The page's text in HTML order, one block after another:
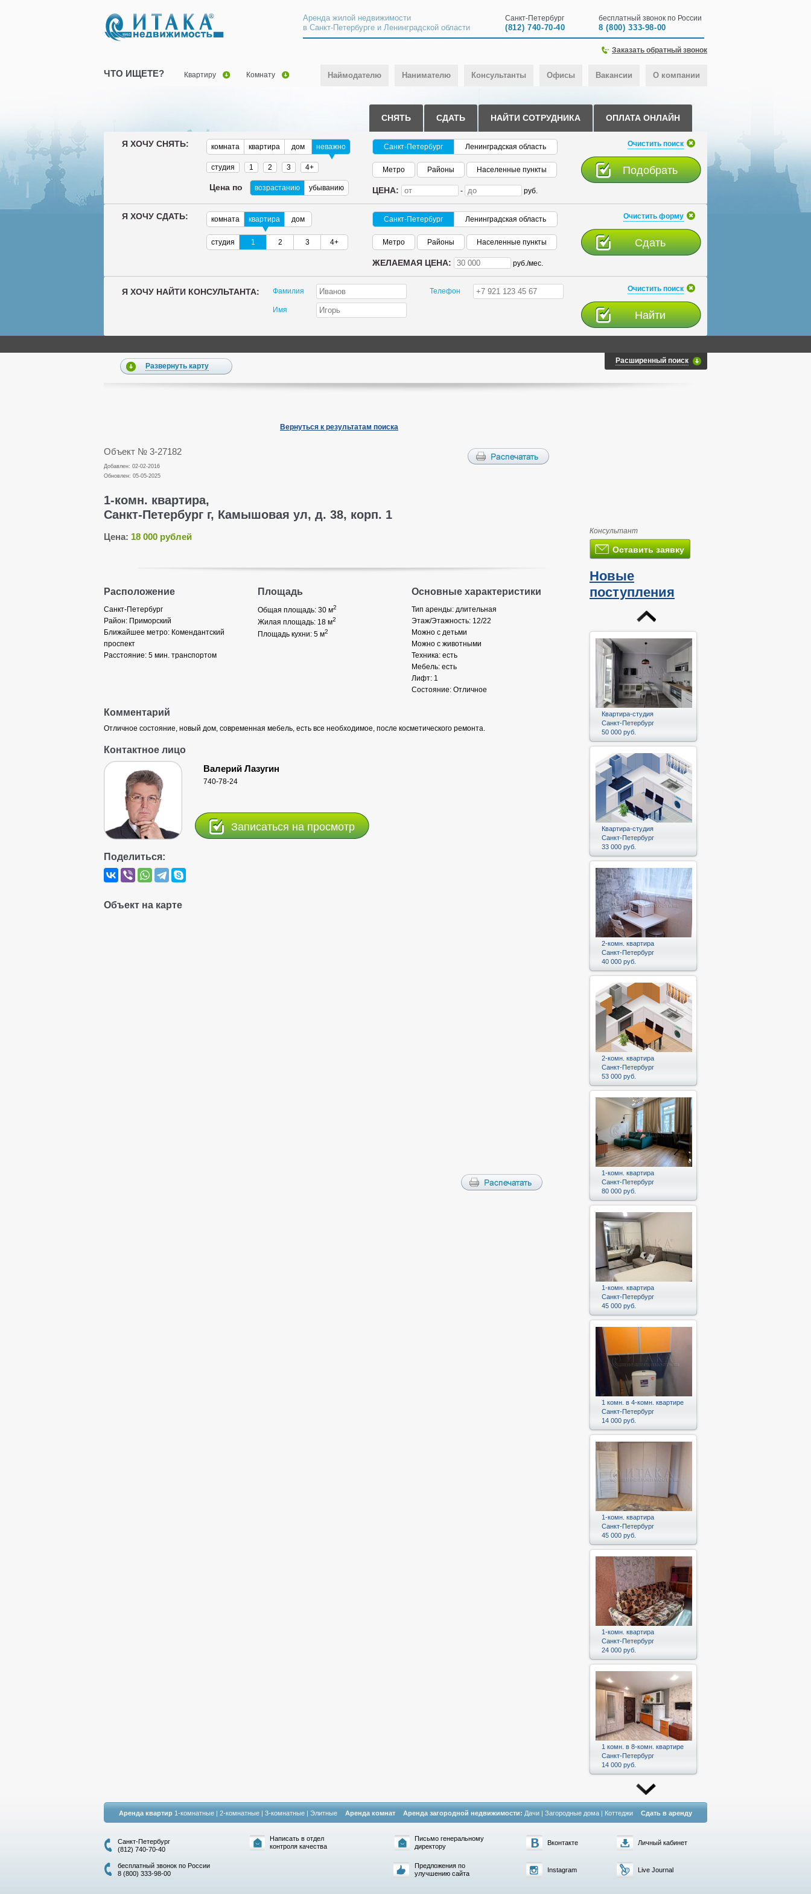
Аренда жилой недвижимости
в Санкт-Петербурге и Ленинградской области
Санкт-Петербург
(812) 740-70-40
бесплатный звонок по России
8 (800) 333-98-00
Заказать обратный звонок
ЧТО ИЩЕТЕ? Квартиру Комнату Наймодателю Нанимателю Консультанты Офисы Вакансии О компании
СНЯТЬ СДАТЬ НАЙТИ СОТРУДНИКА ОПЛАТА ОНЛАЙН
Я ХОЧУ СНЯТЬ: комната квартира дом неважно
студия 1 2 3 4+
Цена по возрастанию убыванию
Санкт-Петербург Ленинградская область
Метро Районы Населенные пункты
ЦЕНА: - руб.
Очистить поиск
Я ХОЧУ СДАТЬ: комната квартира дом
студия 1 2 3 4+
Санкт-Петербург Ленинградская область
Метро Районы Населенные пункты
ЖЕЛАЕМАЯ ЦЕНА: руб./мес.
Очистить форму
Я ХОЧУ НАЙТИ КОНСУЛЬТАНТА: Фамилия
Имя
Телефон Очистить поиск
Расширенный поиск
Развернуть карту
Вернуться к результатам поиска
Объект № 3-27182
Добавлен: 02-02-2016
Обновлен: 05-05-2025
1-комн. квартира,
Санкт-Петербург г, Камышовая ул, д. 38, корп. 1
Цена: 18 000 рублей
Расположение
Санкт-Петербург
Район: Приморский
Ближайшее метро: Комендантский
проспект
Расстояние: 5 мин. транспортом
Площадь
Общая площадь: 30 м2
Жилая площадь: 18 м2
Площадь кухни: 5 м2
Основные характеристики
Тип аренды: длительная
Этаж/Этажность: 12/22
Можно с детьми
Можно с животными
Техника: есть
Мебель: есть
Лифт: 1
Состояние: Отличное
Комментарий
Отличное состояние, новый дом, современная мебель, есть все необходимое, после косметического ремонта.
Контактное лицо
Валерий Лазугин
740-78-24
Записаться на просмотр
Поделиться:
Объект на карте
Консультант
Оставить заявку
Новые
поступления
Квартира-студия
Санкт-Петербург
50 000 руб.
Квартира-студия
Санкт-Петербург
33 000 руб.
2-комн. квартира
Санкт-Петербург
40 000 руб.
2-комн. квартира
Санкт-Петербург
53 000 руб.
1-комн. квартира
Санкт-Петербург
80 000 руб.
1-комн. квартира
Санкт-Петербург
45 000 руб.
1 комн. в 4-комн. квартире
Санкт-Петербург
14 000 руб.
1-комн. квартира
Санкт-Петербург
45 000 руб.
1-комн. квартира
Санкт-Петербург
24 000 руб.
1 комн. в 8-комн. квартире
Санкт-Петербург
14 000 руб.
Аренда квартир 1-комнатные | 2-комнатные | 3-комнатные | Элитные Аренда комнат Аренда загородной недвижимости: Дачи | Загородные дома | Коттеджи Сдать в аренду
Санкт-Петербург
(812) 740-70-40
бесплатный звонок по России
8 (800) 333-98-00
Написать в отдел
контроля качества
Письмо генеральному
директору
Предложения по
улучшению сайта
Вконтакте
Instagram
Личный кабинет
Live Journal